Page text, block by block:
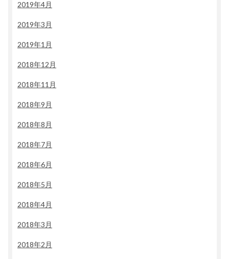
2019年4月
2019年3月
2019年1月
2018年12月
2018年11月
2018年9月
2018年8月
2018年7月
2018年6月
2018年5月
2018年4月
2018年3月
2018年2月